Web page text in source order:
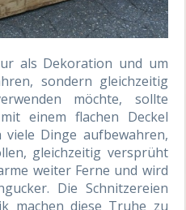
als Dekoration und um
sondern gleichzeitig
möchte, sollte
einem flachen Deckel
viele Dinge aufbewahren,
gleichzeitig versprüht
weiter Ferne und wird
Die Schnitzereien
machen diese Truhe zu